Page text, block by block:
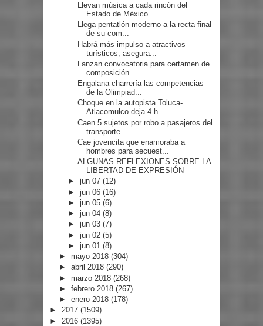
Llevan música a cada rincón del
Estado de México
Llega pentatlón moderno a la recta final
de su com...
Habrá más impulso a atractivos
turísticos, asegura...
Lanzan convocatoria para certamen de
composición ...
Engalana charrería las competencias
de la Olimpiad...
Choque en la autopista Toluca-
Atlacomulco deja 4 h...
Caen 5 sujetos por robo a pasajeros del
transporte...
Cae jovencita que enamoraba a
hombres para secuest...
ALGUNAS REFLEXIONES SOBRE LA
LIBERTAD DE EXPRESIÓN
►jun 07(12)
►jun 06(16)
►jun 05(6)
►jun 04(8)
►jun 03(7)
►jun 02(5)
►jun 01(8)
► mayo 2018 (304)
► abril 2018 (290)
► marzo 2018 (268)
► febrero 2018 (267)
► enero 2018 (178)
► 2017 (1509)
► 2016 (1395)